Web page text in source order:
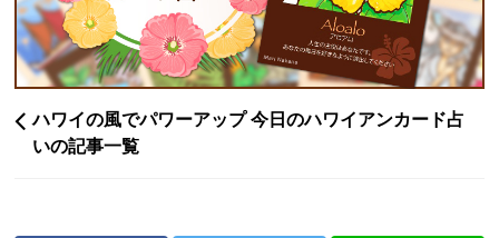
ハワイの風でパワーアップ 今日のハワイアンカード占
いの記事一覧